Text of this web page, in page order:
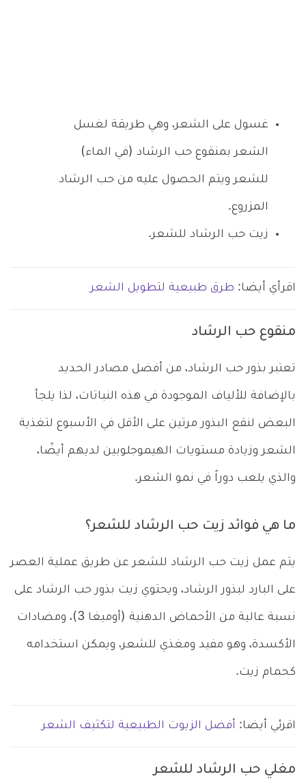
غسول على الشعر، وهي طريقة لغسل
الشعر بمنقوع حب الرشاد (في الماء)
للشعر ويتم الحصول عليه من حب الرشاد
المزروع.
زيت حب الرشاد للشعر.
اقرأي أيضا: طرق طبيعية لتطويل الشعر
منقوع حب الرشاد
تعتبر بذور حب الرشاد، من أفضل مصادر الحديد
بالإضافة للألياف الموجودة في هذه النباتات، لذا يلجأ
البعض لنقع البذور مرتين على الأقل في الأسبوع لتغذية
الشعر وزيادة مستويات الهيموجلوبين لديهم أيضًا،
والذي يلعب دوراً في نمو الشعر.
ما هي فوائد زيت حب الرشاد للشعر؟
يتم عمل زيت حب الرشاد للشعر عن طريق عملية العصر
على البارد لبذور الرشاد، ويحتوي زيت بذور حب الرشاد على
نسبة عالية من الأحماض الدهنية (أوميغا 3)، ومضادات
الأكسدة، وهو مفيد ومغذي للشعر، ويمكن استخدامه
كحمام زيت.
اقرئي أيضا: أفضل الزيوت الطبيعية لتكثيف الشعر
مغلي حب الرشاد للشعر